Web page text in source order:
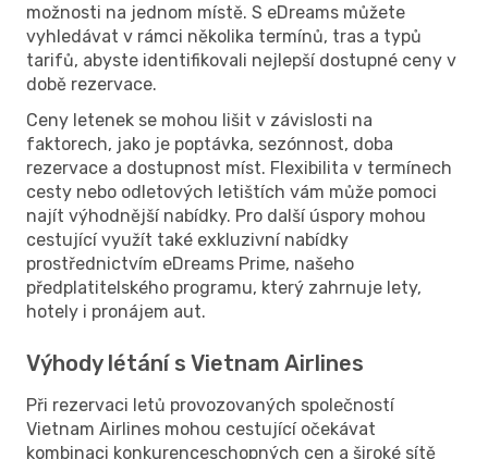
možnosti na jednom místě. S eDreams můžete
vyhledávat v rámci několika termínů, tras a typů
tarifů, abyste identifikovali nejlepší dostupné ceny v
době rezervace.
Ceny letenek se mohou lišit v závislosti na
faktorech, jako je poptávka, sezónnost, doba
rezervace a dostupnost míst. Flexibilita v termínech
cesty nebo odletových letištích vám může pomoci
najít výhodnější nabídky. Pro další úspory mohou
cestující využít také exkluzivní nabídky
prostřednictvím eDreams Prime, našeho
předplatitelského programu, který zahrnuje lety,
hotely i pronájem aut.
Výhody létání s Vietnam Airlines
Při rezervaci letů provozovaných společností
Vietnam Airlines mohou cestující očekávat
kombinaci konkurenceschopných cen a široké sítě